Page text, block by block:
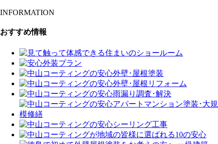
INFORMATION
おすすめ情報